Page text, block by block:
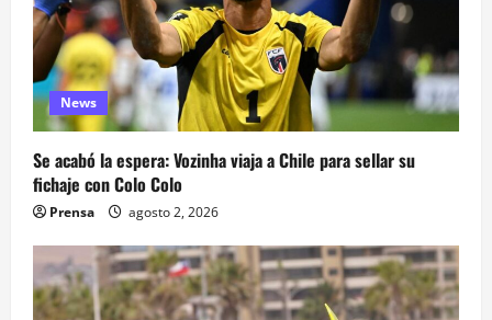
News
Se acabó la espera: Vozinha viaja a Chile para sellar su
fichaje con Colo Colo
Prensa agosto 2, 2026